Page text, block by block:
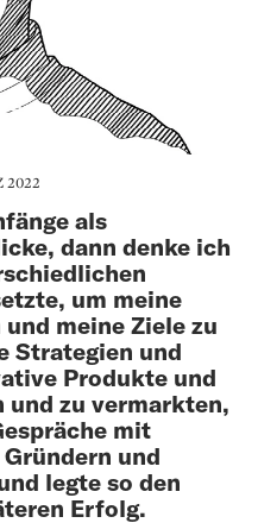
2022
als
dann denke ich
um meine
meine Ziele zu
Strategien und
Produkte und
und zu vermarkten,
mit
und
legte so den
Erfolg.